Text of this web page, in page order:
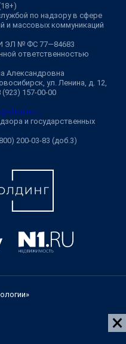
по надзору в сфере
и массовых коммуникаций
ЭЛ № ФС 77—84683
ответственностью
Александровна
ул. Ленина, д. 12,
157-00-00
и государственных
200-03-83 (доб.3)